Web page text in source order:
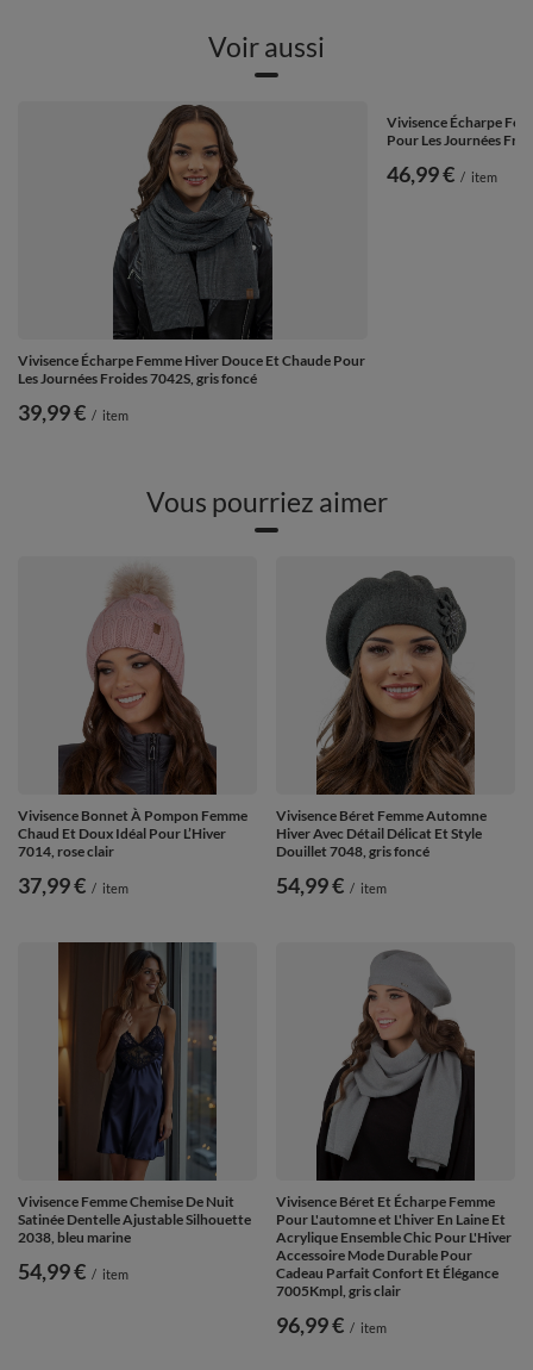
Voir aussi
Vivisence Écharpe Femme Hiver Douce Et Chaude Pour
Les Journées Froides 7042S, gris foncé
39,99 € / item
Vivisence Écharpe
Pour Les Journées
46,99 € / item
Vous pourriez aimer
Vivisence Bonnet À Pompon Femme
Chaud Et Doux Idéal Pour L’Hiver
7014, rose clair
37,99 € / item
Vivisence Béret Femme Automne
Hiver Avec Détail Délicat Et Style
Douillet 7048, gris foncé
54,99 € / item
Vivisence Femme Chemise De Nuit
Satinée Dentelle Ajustable Silhouette
2038, bleu marine
54,99 € / item
Vivisence Béret Et Écharpe Femme
Pour L'automne et L'hiver En Laine Et
Acrylique Ensemble Chic Pour L'Hiver
Accessoire Mode Durable Pour
Cadeau Parfait Confort Et Élégance
7005Kmpl, gris clair
96,99 € / item